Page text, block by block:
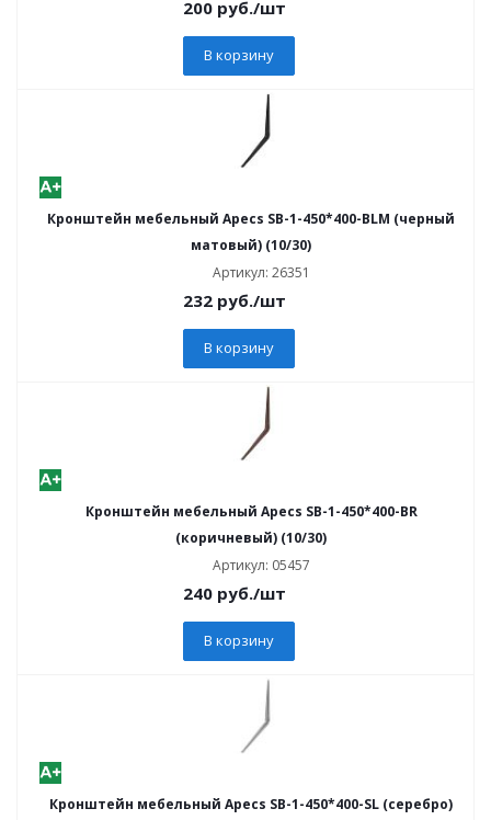
200 руб./шт
В корзину
Кронштейн мебельный Apecs SB-1-450*400-BLM (черный
матовый) (10/30)
Артикул: 26351
232 руб./шт
В корзину
Кронштейн мебельный Apecs SB-1-450*400-BR
(коричневый) (10/30)
Артикул: 05457
240 руб./шт
В корзину
Кронштейн мебельный Apecs SB-1-450*400-SL (серебро)